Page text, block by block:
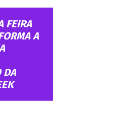
FEIRA
A
DA